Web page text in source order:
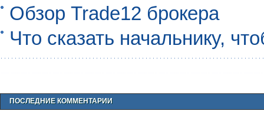
Обзор Trade12 брокера
Что сказать начальнику,
ПОСЛЕДНИЕ КОММЕНТАРИИ